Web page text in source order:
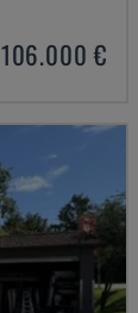
106.000 €